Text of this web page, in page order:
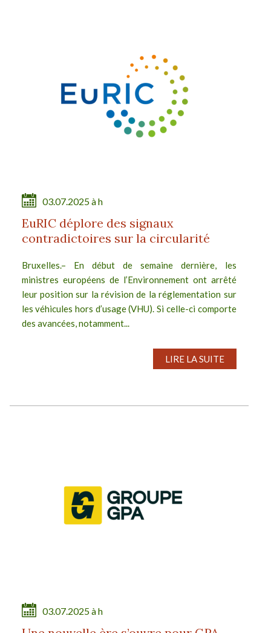
03.07.2025 à h
EuRIC déplore des signaux
contradictoires sur la circularité
Bruxelles.– En début de semaine dernière, les
ministres européens de l’Environnement ont arrêté
leur position sur la révision de la réglementation sur
les véhicules hors d’usage (VHU). Si celle-ci comporte
des avancées, notamment...
LIRE LA SUITE
03.07.2025 à h